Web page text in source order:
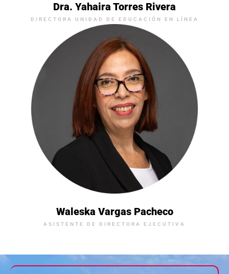
Dra. Yahaira Torres Rivera
DIRECTORA UNIDAD DE EDUCACIÓN EN LÍNEA
Waleska Vargas Pacheco
ASISTENTE DE DIRECTORA EJECUTIVA